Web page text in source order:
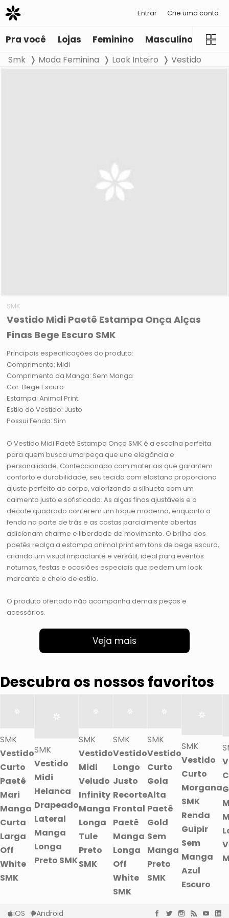
Entrar Crie uma conta
Pra você Lojas Feminino Masculino
Smk Moda Feminina Look Inteiro Vestido
SMK
Vestido Midi Paetê Estampa Onça Alças
Finas Bege Escuro SMK
Principais especificações do produto:
Comprimento: Midi
Comprimento da Manga: Sem Manga
Cor: Bege Escuro
Estampa: Animal Print
Estilo do Vestido: Justo
Possui Fenda: Sim
O Vestido Midi Paetê Estampa Onça SMK é a escolha perfeita
para quem busca uma peça que une elegância e
personalidade. Confeccionado com materiais que garantem
conforto e durabilidade, seu tecido com elastano proporciona
ajuste perfeito ao corpo, valorizando a silhueta com um
caimento justo e sofisticado. As alças finas ajustáveis e o
decote quadrado conferem um toque moderno, enquanto a
fenda na parte de trás e as costas parcialmente abertas
adicionam charme e liberdade de movimento. O brilho dos
paetês realça a estampa animal print em tons de bege escuro,
criando um visual impactante e versátil, ideal para eventos
noturnos, festas e ocasiões especiais que pedem um look
marcante e cheio de estilo.
O produto ofertado não acompanha demais peças e
acessórios.
Veja mais
Descubra os nossos favoritos
SMK
Vestido
Curto
Paetê
Mari
Manga
Curta
Larga
Off
White
SMK
SMK
Vestido
Midi
Helanca
Drapeado
Lateral
Manga
Longa
Preto SMK
SMK
Vestido
Midi
Veludo
Infinity
Manga
Longa
Tule
Preto
SMK
SMK
Vestido
Longo
Justo
Recorte
Frontal
Paetê
Manga
Longa
Off
White
SMK
SMK
Vestido
Curto
Gola
Alta
Paetê
Gold
Sem
Manga
Preto
SMK
SMK
Vestido
Curto
Morgana
SMK
Renda
Guipir
Sem
Manga
Azul
Escuro
iOS Android